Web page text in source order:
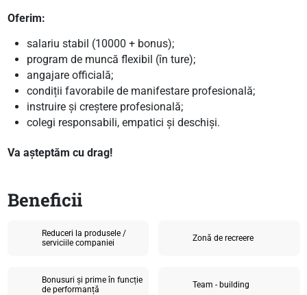
Oferim:
salariu stabil (10000 + bonus);
program de muncă flexibil (în ture);
angajare officială;
condiții favorabile de manifestare profesională;
instruire și creștere profesională;
colegi responsabili, empatici și deschiși.
Va așteptăm cu drag!
Beneficii
Reduceri la produsele /
serviciile companiei
Zonă de recreere
Bonusuri și prime în funcție
de performanță
Team - building